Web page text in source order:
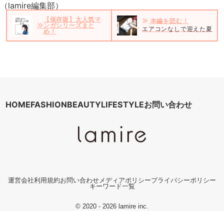
（lamire編集部）
【保存版】大人気マ
ンガシリーズまと
め！
本編を読む！
エアコンなしで迎えた夏を
HOMEFASHIONBEAUTYLIFESTYLEお問い合わせ
運営会社利用規約お問い合わせ メディアポリシープライバシーポリシー
キーワード一覧
© 2020 - 2026 lamire inc.